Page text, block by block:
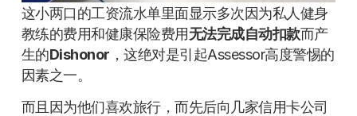
这小两口的工资流水单里面显示多次因为私人健身
教练的费用和健康保险费用无法完成自动扣款而产
生的Dishonor ，这绝对是引起Assessor高度警惕的
因素之一。
而且因为他们喜欢旅行，而先后向几家信用卡公司